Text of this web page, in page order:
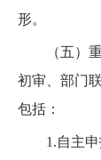
形。
（五）
初审、部门
包括：
1.自主